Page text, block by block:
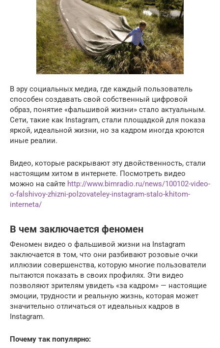
В эру социальных медиа, где каждый пользователь
способен создавать свой собственный цифровой
образ, понятие «фальшивой жизни» стало актуальным.
Сети, такие как Instagram, стали площадкой для показа
яркой, идеальной жизни, но за кадром иногда кроются
иные реалии.
Видео, которые раскрывают эту двойственность, стали
настоящим хитом в интернете. Посмотреть видео
можно на сайте http://www.bimradio.ru/news/100102-video-
o-falshivoy-zhizni-polzovateley-instagram-stalo-khitom-
interneta/
В чем заключается феномен
Феномен видео о фальшивой жизни на Instagram
заключается в том, что они разбивают розовые очки
иллюзии совершенства, которую многие пользователи
пытаются показать в своих профилях. Эти видео
позволяют зрителям увидеть «за кадром» — настоящие
эмоции, трудности и реальную жизнь, которая может
значительно отличаться от идеальных кадров в
Instagram.
Почему так популярно: